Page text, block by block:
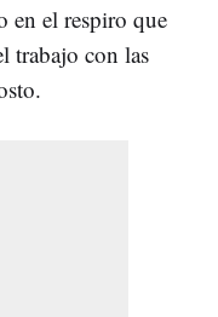
en el respiro que
trabajo con las